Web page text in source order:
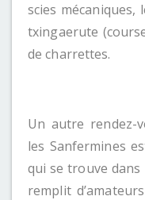
scies mécaniques,
txingaerute
de charrettes.
Un autre
les Sanfermines
qui se trouve dans
remplit